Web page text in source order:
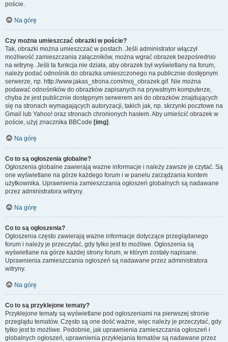
poście.
Na górę
Czy można umieszczać obrazki w poście?
Tak, obrazki można umieszczać w postach. Jeśli administrator włączył
możliwość zamieszczania załączników, można wgrać obrazek bezpośrednio
na witrynę. Jeśli ta funkcja nie działa, aby obrazek był wyświetlany na forum,
należy podać odnośnik do obrazka umieszczonego na publicznie dostępnym
serwerze, np. http://www.jakas_strona.com/moj_obrazek.gif. Nie można
podawać odnośników do obrazków zapisanych na prywatnym komputerze,
chyba że jest publicznie dostępnym serwerem ani do obrazków znajdujących
się na stronach wymagających autoryzacji, takich jak, np. skrzynki pocztowe na
Gmail lub Yahoo! oraz stronach chronionych hasłem. Aby umieścić obrazek w
poście, użyj znacznika BBCode [img] .
Na górę
Co to są ogłoszenia globalne?
Ogłoszenia globalne zawierają ważne informacje i należy zawsze je czytać. Są
one wyświetlane na górze każdego forum i w panelu zarządzania kontem
użytkownika. Uprawnienia zamieszczania ogłoszeń globalnych są nadawane
przez administratora witryny.
Na górę
Co to są ogłoszenia?
Ogłoszenia często zawierają ważne informacje dotyczące przeglądanego
forum i należy je przeczytać, gdy tylko jest to możliwe. Ogłoszenia są
wyświetlane na górze każdej strony forum, w którym zostały napisane.
Uprawnienia zamieszczania ogłoszeń są nadawane przez administratora
witryny.
Na górę
Co to są przyklejone tematy?
Przyklejone tematy są wyświetlane pod ogłoszeniami na pierwszej stronie
przeglądu tematów. Często są one dość ważne, więc należy je przeczytać, gdy
tylko jest to możliwe. Podobnie, jak uprawnienia zamieszczania ogłoszeń i
globalnych ogłoszeń, uprawnienia przyklejania tematów są nadawane przez